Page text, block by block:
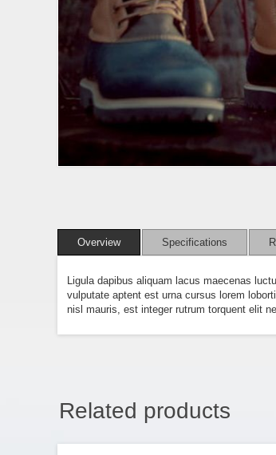
Overview Specifications
Ligula dapibus aliquam lacus maecenas
vulputate aptent est urna cursus lorem
nisl mauris, est integer rutrum torquent elit
Related products